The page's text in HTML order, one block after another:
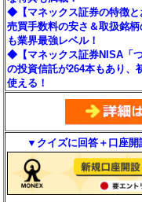
◆【マネックス証券の特徴と
売買手数料の安さ＆取扱銘
も業界最強レベル！
◆【マネックス証券NISA「
の投資信託が264本もあり、
使える！
▼クイズに回答＋口座開